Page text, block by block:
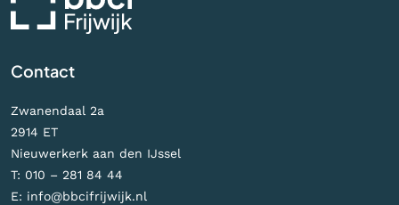
Contact
Zwanendaal 2a
2914 ET
Nieuwerkerk aan den IJssel
T: 010 – 281 84 44
E: info@bbcifrijwijk.nl